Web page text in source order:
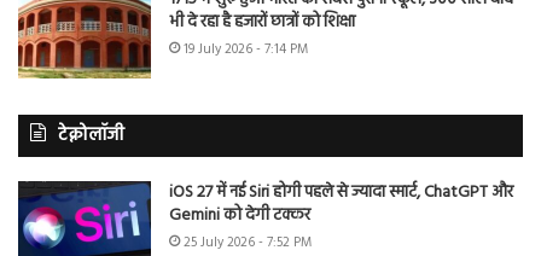
भी दे रहा है हजारों छात्रों को शिक्षा
19 July 2026 - 7:14 PM
टेक्नोलॉजी
iOS 27 में नई Siri होगी पहले से ज्यादा स्मार्ट, ChatGPT और
Gemini को देगी टक्कर
25 July 2026 - 7:52 PM